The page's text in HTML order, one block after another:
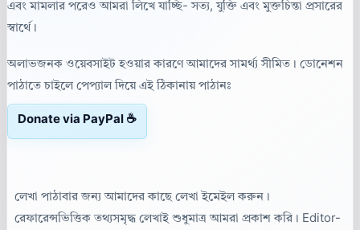
এবং মামলার পরেও আমরা লিখে যাচ্ছি- সত্য, যুক্তি এবং মুক্তচিন্তা প্রসারের
স্বার্থে।
অলাভজনক ওয়েবসাইট হওয়ার কারণে আমাদের সামর্থ্য সীমিত। ডোনেশন
পাঠাতে চাইলে পেপ্যাল দিয়ে এই ঠিকানায় পাঠানঃ
Donate via PayPal ☕
লেখা পাঠাবার জন্য আমাদের কাছে লেখা ইমেইল করুন।
রেফারেন্সভিত্তিক তথ্যসমৃদ্ধ লেখাই শুধুমাত্র আমরা প্রকাশ করি। Editor-